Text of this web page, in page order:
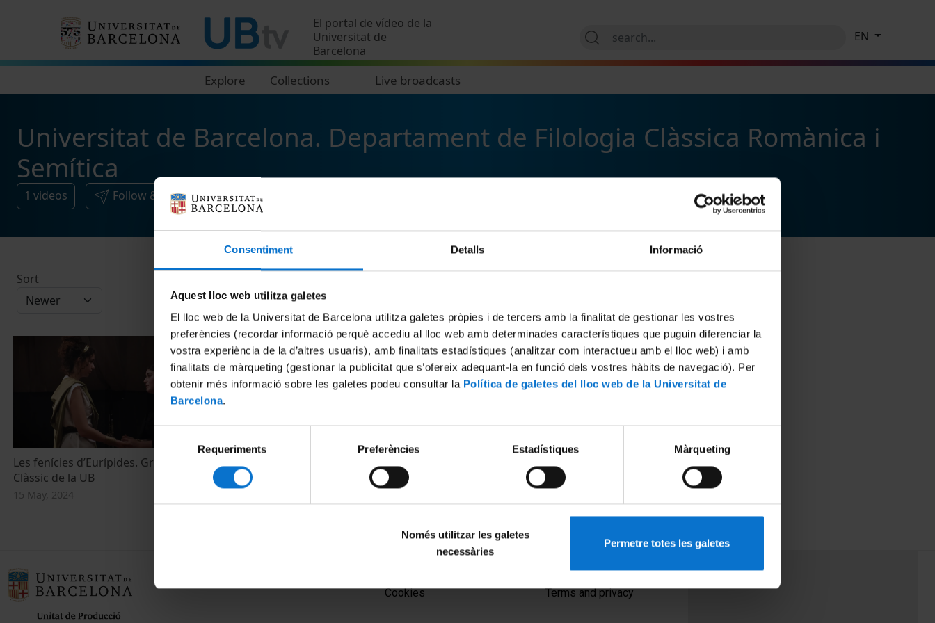
Consentiment Detalls Informació
Aquest lloc web utilitza galetes
El lloc web de la Universitat de Barcelona utilitza galetes pròpies i de tercers amb la finalitat de gestionar les vostres
preferències (recordar informació perquè accediu al lloc web amb determinades característiques que puguin diferenciar la
vostra experiència de la d’altres usuaris), amb finalitats estadístiques (analitzar com interactueu amb el lloc web) i amb
finalitats de màrqueting (gestionar la publicitat que s’ofereix adequant-la en funció dels vostres hàbits de navegació). Per
obtenir més informació sobre les galetes podeu consultar la Política de galetes del lloc web de la Universitat de
Barcelona.
de
Requeriments Preferències Estadístiques Màrqueting
Només utilitzar les galetes
necessàries
Permetre totes les galetes
El portal de vídeo de la
Universitat de
Barcelona
Explore Collections Live broadcasts
EN
Universitat de Barcelona. Departament de Filologia Clàssica Romànica i
Semítica
1 videos Follow & Share
Sort
Les fenícies d’Eurípides. Grup de Teatre
Clàssic de la UB
15 May, 2024
Cookies
PEU 2
About UBtv
Terms and privacy
PEU 3
Contact